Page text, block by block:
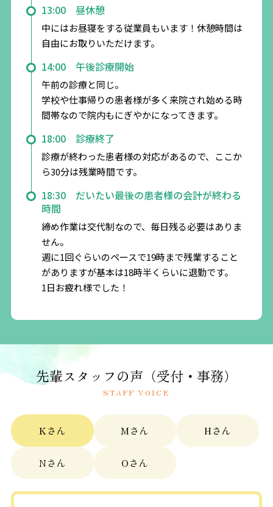
13:00 昼休憩
中にはお昼寝をする従業員もいます！休憩時間は
自由にお取りいただけます。
14:00 午後診療開始
午前の診療と同じ。
学校や仕事帰りの患者様が多く来院され始める時
間帯なので院内もにぎやかになってきます。
18:00 診療終了
診療が終わった患者様の対応があるので、ここか
ら30分は残業時間です。
18:30 だいたい最後の患者様の会計が終わる
時間
締め作業は交代制なので、毎日残る必要はありま
せん。
週に1回ぐらいのペースで19時まで残業すること
がありますが基本は18時半くらいに退勤です。
1日お疲れ様でした！
朝掃除と当日の治療準備
9:00-13:00 午前診療
主に治療の準備、片付けやアシスタント業務で
す。
治療の合間に翌日の準備や使用した機材の洗浄滅
13:00 昼休憩
14:00-18:00 午後診療
主に治療の準備、片付けやアシスタント業務で
す。
先輩スタッフの声（受付・事務）
STAFF VOICE
Kさん Mさん Hさん
Nさん Oさん